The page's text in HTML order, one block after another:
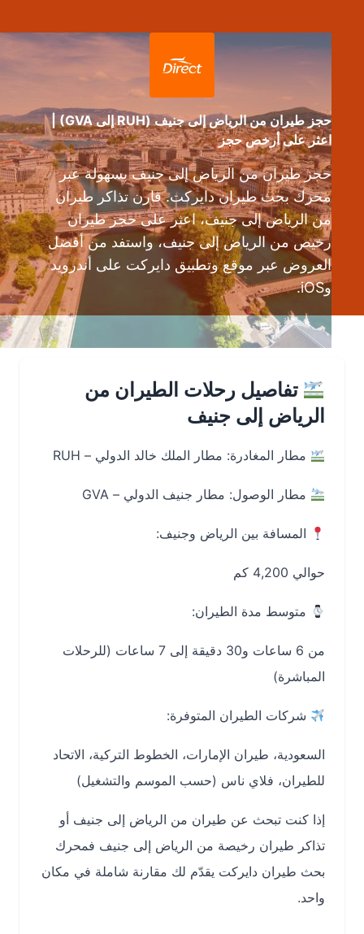
حجز طيران من الرياض إلى جنيف (RUH إلى GVA) |
اعثر على أرخص حجز
حجز طيران من الرياض إلى جنيف بسهولة عبر
محرك بحث طيران دايركت. قارن تذاكر طيران
من الرياض إلى جنيف، اعثر على حجز طيران
رخيص من الرياض إلى جنيف، واستفد من أفضل
العروض عبر موقع وتطبيق دايركت على أندرويد
تفاصيل رحلات الطيران من
الرياض إلى جنيف
مطار المغادرة: مطار الملك خالد الدولي – RUH
مطار الوصول: مطار جنيف الدولي – GVA
المسافة بين الرياض وجنيف:
حوالي 4,200 كم
متوسط مدة الطيران:
من 6 ساعات و30 دقيقة إلى 7 ساعات (للرحلات
المباشرة)
شركات الطيران المتوفرة:
السعودية، طيران الإمارات، الخطوط التركية، الاتحاد
للطيران، فلاي ناس (حسب الموسم والتشغيل)
إذا كنت تبحث عن طيران من الرياض إلى جنيف أو
تذاكر طيران رخيصة من الرياض إلى جنيف فمحرك
بحث طيران دايركت يقدّم لك مقارنة شاملة في مكان